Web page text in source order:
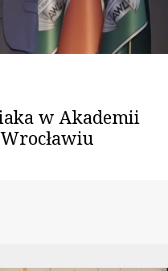
w Akademii